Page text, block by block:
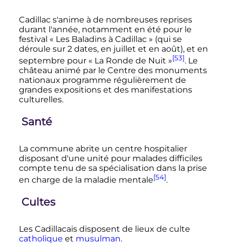
Cadillac s'anime à de nombreuses reprises
durant l'année, notamment en été pour le
festival « Les Baladins à Cadillac » (qui se
déroule sur 2 dates, en juillet et en août), et en
septembre pour « La Ronde de Nuit »[53]. Le
château animé par le Centre des monuments
nationaux programme régulièrement de
grandes expositions et des manifestations
culturelles.
Santé
La commune abrite un centre hospitalier
disposant d'une unité pour malades difficiles
compte tenu de sa spécialisation dans la prise
en charge de la maladie mentale[54].
Cultes
Les Cadillacais disposent de lieux de culte
catholique et musulman.